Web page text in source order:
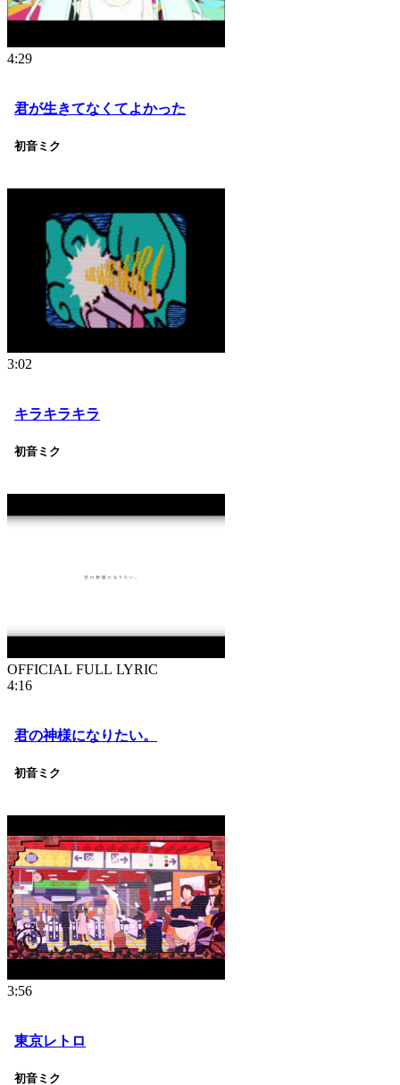
4:29
君が生きてなくてよかった
初音ミク
3:02
キラキラキラ
初音ミク
OFFICIAL FULL LYRIC
4:16
君の神様になりたい。
初音ミク
3:56
東京レトロ
初音ミク